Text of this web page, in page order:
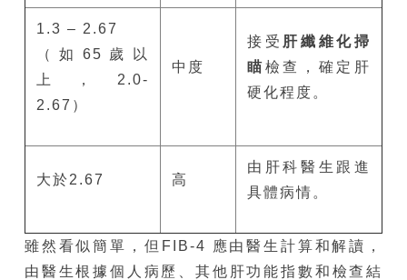
1.3 – 2.67
（如65歲以
上，2.0-
2.67）
中度
接受 肝纖維化掃
瞄檢查，確定肝
硬化程度。
大於2.67 高
由肝科醫生跟進
具體病情。
雖然看似簡單，但FIB-4 應由醫生計算和解讀，
由醫生根據個人病歷、其他肝功能指數和檢查結